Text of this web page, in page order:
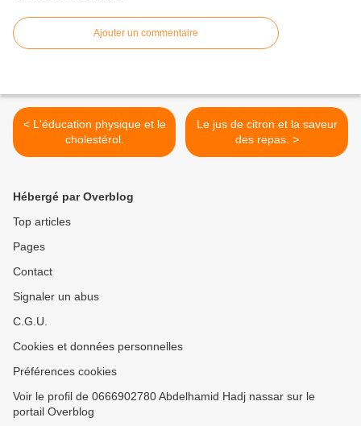
Ajouter un commentaire
< L'éducation physique et le
cholestérol.
Le jus de citron et la saveur
des repas. >
Hébergé par Overblog
Top articles
Pages
Contact
Signaler un abus
C.G.U.
Cookies et données personnelles
Préférences cookies
Voir le profil de 0666902780 Abdelhamid Hadj nassar sur le
portail Overblog